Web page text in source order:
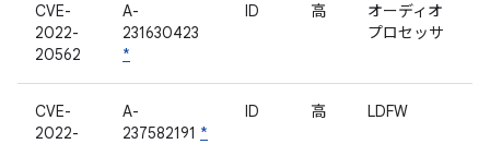
CVE-
2022-
20562
A-
231630423
*
ID 高
オーディオ
プロセッサ
CVE-
2022-
A-
237582191 *
ID 高 LDFW